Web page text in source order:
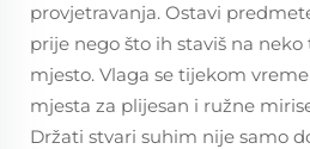
provjetravanja. Ostavi
prije nego što ih staviš na
mjesto. Vlaga se tijekom
mjesta za plijesan i ružne
Držati stvari suhim nije samo